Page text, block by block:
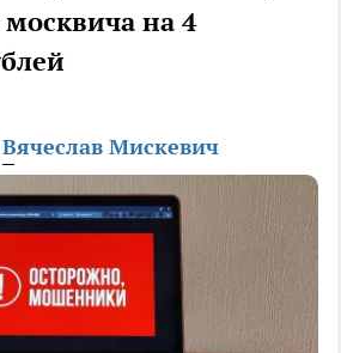
на 4
Вячеслав Мискевич